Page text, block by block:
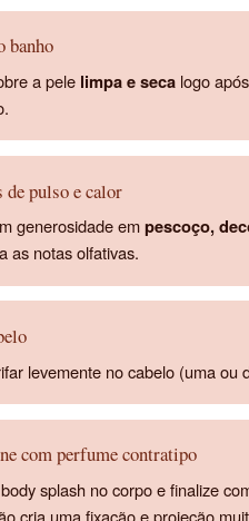
banho
a pele limpa e seca logo
de pulso e calor
generosidade empescoço,
as notas olfativas.
levemente no cabelo (uma ou
com perfume contratipo
splash no corpo e finalize
cria uma fixação e projeção